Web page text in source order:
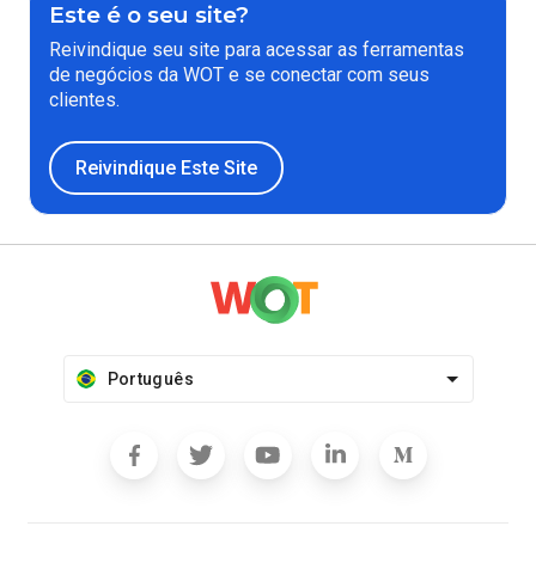
Este é o seu site?
Reivindique seu site para acessar as ferramentas
de negócios da WOT e se conectar com seus
clientes.
Reivindique Este Site
Português